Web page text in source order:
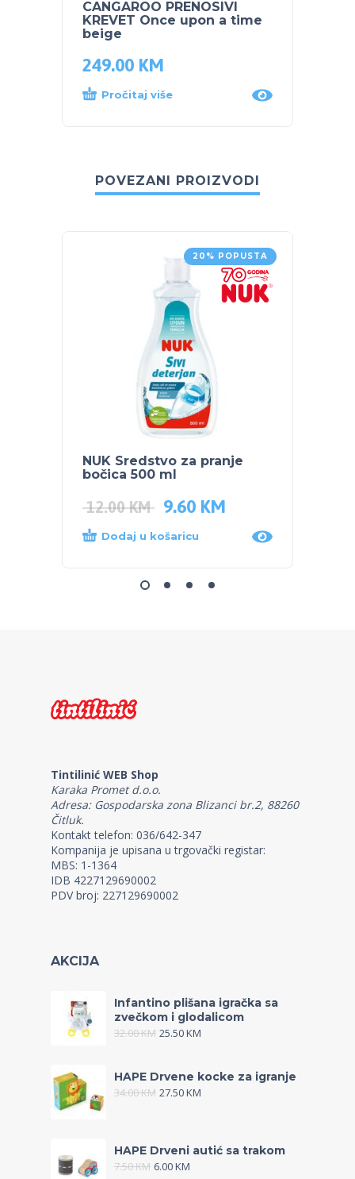
CANGAROO PRENOSIVI
KREVET Once upon a time
beige
249.00 KM
Pročitaj više
POVEZANI PROIZVODI
20% POPUSTA
NUK Sredstvo za pranje
bočica 500 ml
12.00KM 9.60 KM
Dodaj u košaricu
Tintilinić WEB Shop
Karaka Promet d.o.o.
Adresa: Gospodarska zona Blizanci br.2, 88260
Čitluk.
Kontakt telefon: 036/642-347
Kompanija je upisana u trgovački registar:
MBS: 1-1364
IDB 4227129690002
PDV broj: 227129690002
AKCIJA
Infantino plišana igračka sa
zvečkom i glodalicom
32.00KM 25.50KM
HAPE Drvene kocke za igranje
34.00KM 27.50KM
HAPE Drveni autić sa trakom
7.50KM 6.00KM